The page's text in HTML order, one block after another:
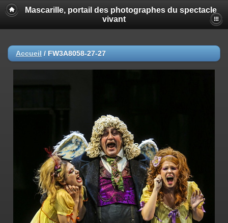
Mascarille, portail des photographes du spectacle
vivant
Accueil / FW3A8058-27-27